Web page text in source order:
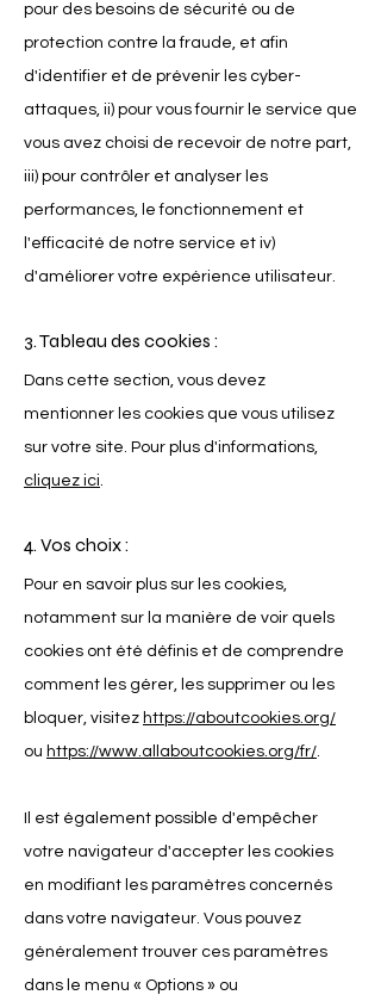
pour des besoins de sécurité ou de
protection contre la fraude, et afin
d'identifier et de prévenir les cyber-
attaques, ii) pour vous fournir le service que
vous avez choisi de recevoir de notre part,
iii) pour contrôler et analyser les
performances, le fonctionnement et
l'efficacité de notre service et iv)
d'améliorer votre expérience utilisateur.
3. Tableau des cookies :
Dans cette section, vous devez
mentionner les cookies que vous utilisez
sur votre site. Pour plus d'informations,
cliquez ici.
4. Vos choix :
Pour en savoir plus sur les cookies,
notamment sur la manière de voir quels
cookies ont été définis et de comprendre
comment les gérer, les supprimer ou les
bloquer, visitez https://aboutcookies.org/
ou https://www.allaboutcookies.org/fr/.
Il est également possible d'empêcher
votre navigateur d'accepter les cookies
en modifiant les paramètres concernés
dans votre navigateur. Vous pouvez
généralement trouver ces paramètres
dans le menu « Options » ou